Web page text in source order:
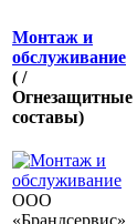
Монтаж и
обслуживание
( /
Огнезащитные
составы)
ООО